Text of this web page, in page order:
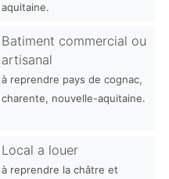
aquitaine.
Batiment commercial ou
artisanal
à reprendre pays de cognac,
charente, nouvelle-aquitaine.
Local a louer
à reprendre la châtre et